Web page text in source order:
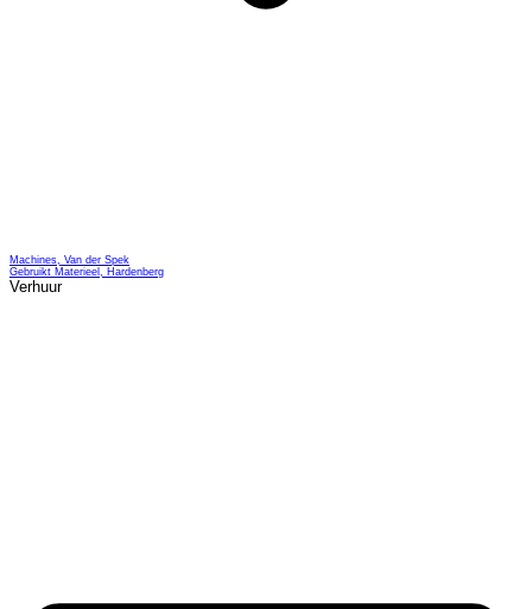
Machines, Van der Spek
Gebruikt Materieel, Hardenberg
Verhuur